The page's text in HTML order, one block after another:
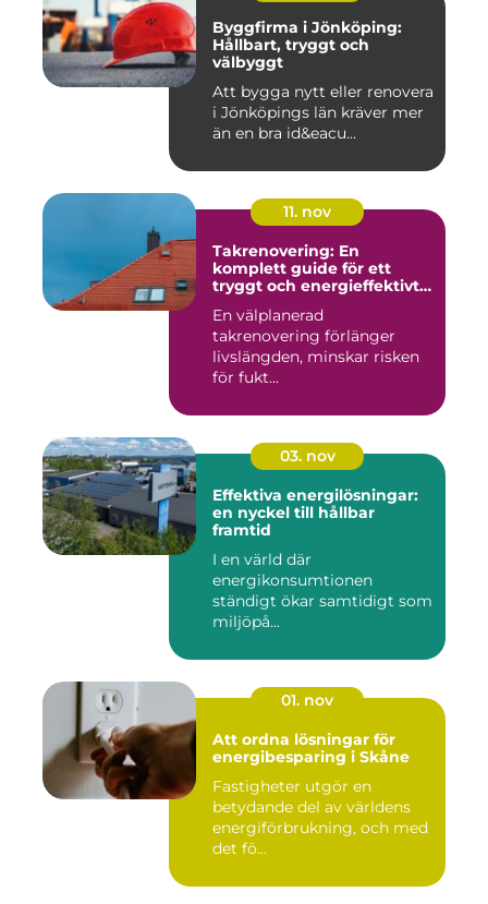
Byggfirma i Jönköping:
Hållbart, tryggt och
välbyggt
Att bygga nytt eller renovera
i Jönköpings län kräver mer
än en bra id&eacu...
11. nov
Takrenovering: En
komplett guide för ett
tryggt och energieffektivt
En välplanerad
takrenovering förlänger
livslängden, minskar risken
för fukt...
03. nov
Effektiva energilösningar:
en nyckel till hållbar
framtid
I en värld där
energikonsumtionen
ständigt ökar samtidigt som
miljöpå...
01. nov
Att ordna lösningar för
energibesparing i Skåne
Fastigheter utgör en
betydande del av världens
energiförbrukning, och med
det fö...